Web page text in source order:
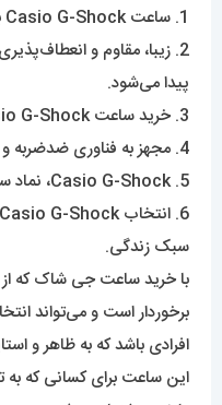
1. ساعت Casio G-Shock با طراحی بی‌نظیر و کیفیت بالا.
پیدا می‌شود.
3. خرید ساعت Casio G-Shock برای استفاده روزانه و ورزشی.
4. مجهز به فناوری ضدضربه و ضدآب، ساعت Casio G-Shock.
5. Casio G-Shock، نماد سبکی، شیاکت و دوام.
سبک زندگی.
با خرید ساعت جی شاک‌ که
برخوردار است و می‌تواند
افرادی باشد که به ظاهر و
این ساعت برای کسانی که